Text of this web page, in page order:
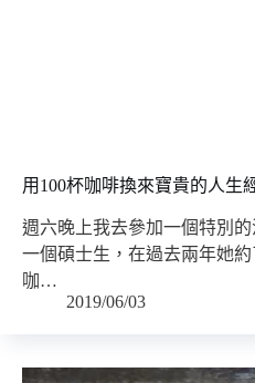
用100杯咖啡換來寶貴的人生
週六晚上我去參加一個特別
一個碩士生，在過去兩年她
咖…
2019/06/03